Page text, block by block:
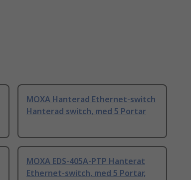
MOXA Hanterad Ethernet-switch
Hanterad switch, med 5 Portar
MOXA EDS-405A-PTP Hanterat
Ethernet-switch, med 5 Portar,